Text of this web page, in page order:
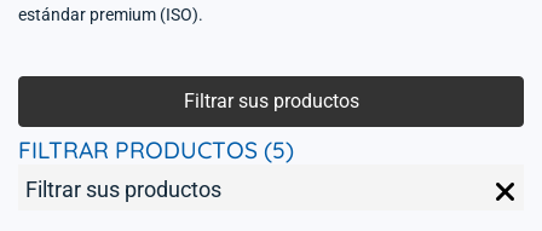
estándar premium (ISO).
Filtrar sus productos
FILTRAR PRODUCTOS (5)
Filtrar sus productos